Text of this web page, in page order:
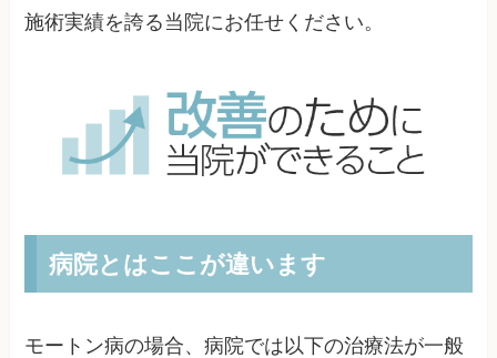
施術実績を誇る当院にお任せください。
病院とはここが違います
モートン病の場合、病院では以下の治療法が一般